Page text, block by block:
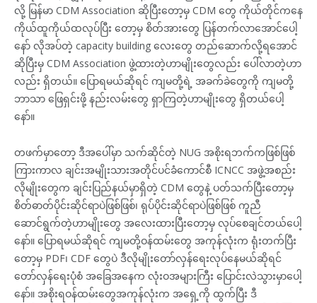
လို့ မြန်မာ CDM Association ဆိုပြီးတော့မှ CDM တွေ ကိုယ်တိုင်ကနေ
ကိုယ်ထူကိုယ်ထလုပ်ပြီး တော့မှ စိတ်အားတွေ ပြန်တက်လာအောင်ပေါ့
နော် လိုအပ်တဲ့ capacity building လေးတွေ တည်ဆောက်လို့ရအောင်
ဆိုပြီးမှ CDM Association ဖွဲ့ထားတဲ့ဟာမျိုးတွေလည်း ပေါ်လာတဲ့ဟာ
လည်း ရှိတယ်။ ပြောရမယ်ဆိုရင် ကျမတို့ရဲ့ အခက်ခဲတွေကို ကျမတို့
ဘာသာ ဖြေရှင်းဖို့ နည်းလမ်းတွေ ရှာကြတဲ့ဟာမျိုးတွေ ရှိတယ်ပေါ့
နော်။
တဖက်မှာတော့ ဒီအပေါ်မှာ သက်ဆိုင်တဲ့ NUG အစိုးရဘက်ကဖြစ်ဖြစ်
ကြားကာလ ချင်းအမျိုးသားအတိုင်ပင်ခံကောင်စီ ICNCC အဖွဲ့အစည်း
လိုမျိုးတွေက ချင်းပြည်နယ်မှာရှိတဲ့ CDM တွေနဲ့ ပတ်သက်ပြီးတော့မှ
စိတ်ဓာတ်ပိုင်းဆိုင်ရာပဲဖြစ်ဖြစ်၊ ရုပ်ပိုင်းဆိုင်ရာပဲဖြစ်ဖြစ် ကူညီ
ဆောင်ရွက်တဲ့ဟာမျိုးတွေ အလေးထားပြီးတော့မှ လုပ်စေချင်တယ်ပေါ့
နော်။ ပြောရမယ်ဆိုရင် ကျမတို့ဝန်ထမ်းတွေ အကုန်လုံးက ရုံးတက်ပြီး
တော့မှ PDF၊ CDF တွေပဲ ဒီလိုမျိုးတော်လှန်ရေးလုပ်နေမယ်ဆိုရင်
တော်လှန်ရေးပုံစံ အခြေအနေက လုံးဝအများကြီး ပြောင်းလဲသွားမှာပေါ့
နော်။ အစိုးရဝန်ထမ်းတွေအကုန်လုံးက အရှေ့ကို ထွက်ပြီး ဒီ